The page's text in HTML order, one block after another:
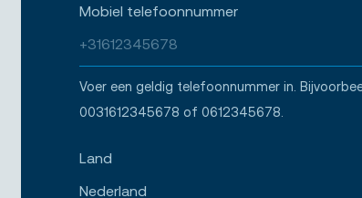
Mobiel telefoonnummer
Voer een geldig telefoonnummer in.
0031612345678 of 0612345678.
Land